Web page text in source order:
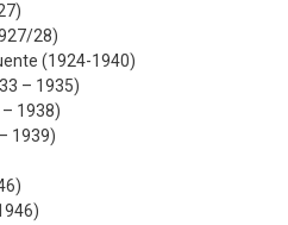
28)
(1924-1940)
– 1935)
1938)
1939)